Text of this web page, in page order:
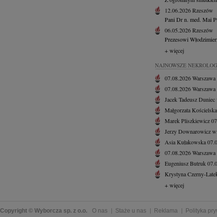
12.06.2026Rzeszów
Pani Dr n. med. Mai
06.05.2026Rzeszów
Prezesowi
+ więcej
NAJNOWSZE
07.08.2026Warszawa
07.08.2026Warszawa
Jacek Tadeusz Duniec
Małgorzata Kościelska
Marek Pliszkiewicz
Jerzy Downarowicz
Asia Kułakowska
07.08.2026Warszawa
Eugeniusz Butruk
Krystyna Czerny-
+ więcej
Copyright © Wyborcza sp. z o.o. O nas Staże u nas Reklama Polityka